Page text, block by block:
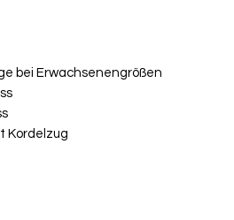
bei Erwachsenengrößen
Kordelzug